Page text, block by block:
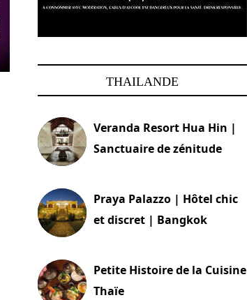
THAILANDE
Veranda Resort Hua Hin |
Sanctuaire de zénitude
Praya Palazzo | Hôtel chic
et discret | Bangkok
Petite Histoire de la Cuisine
Thaïe